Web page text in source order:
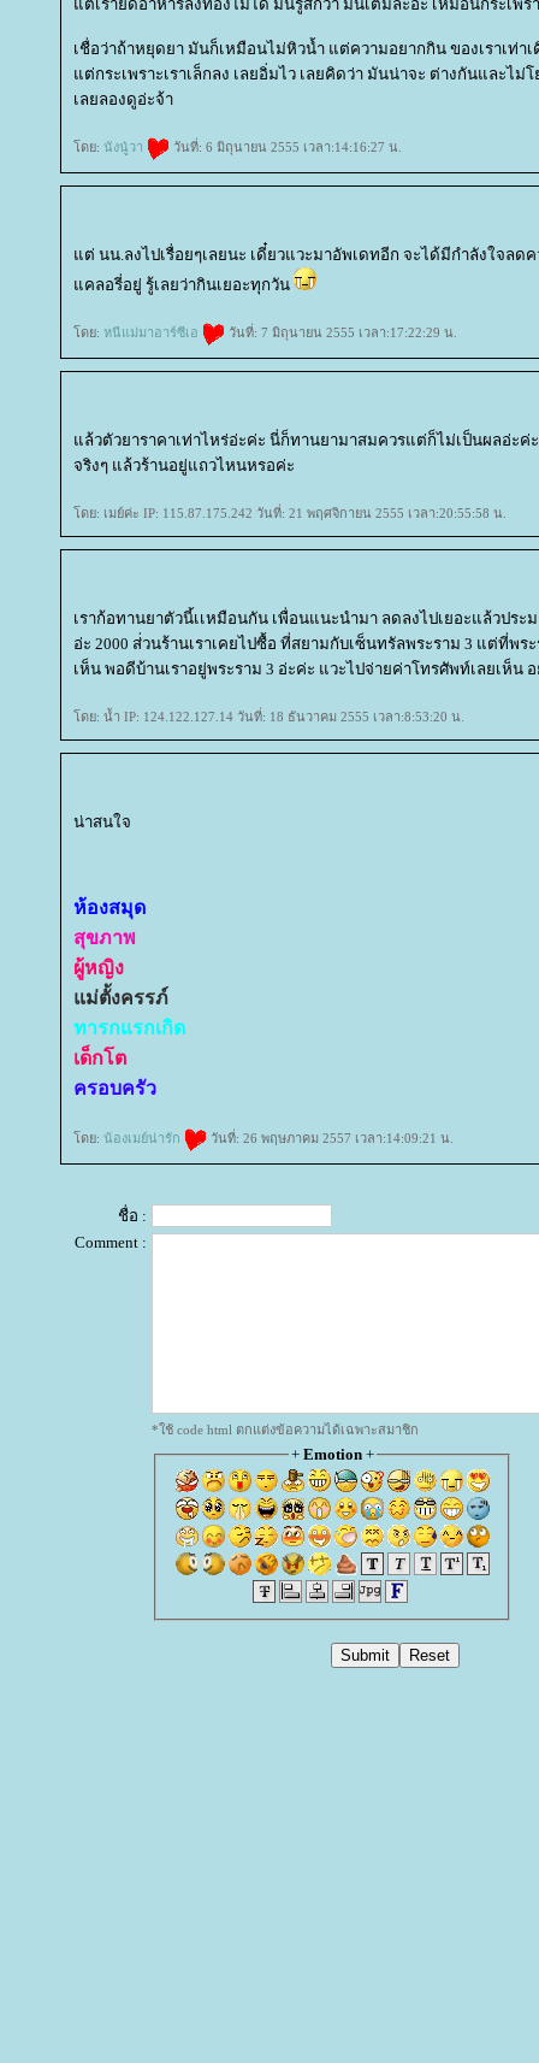
ต่เรายัดอาหารลงท้องไมได้ มันรู้สึกว่า มันเต็มละอ่ะ เหมือนกระเพรา
เชื่อว่าถ้าหยุดยา มันก็เหมือนไม่หิวน้ำ แต่ความอยากกิน ของเราเท่าเ
ต่กระเพราะเราเล็กลง เลยอิ่มไว เลยคิดว่า มันน่าจะ ต่างกันและไม่โ
เลยลองดูอ่ะจ้า
ดย: นังนู๋วา วันที่: 6 มิถุนายน 2555 เวลา:14:16:27 น.
ต่ นน.ลงไปเรื่อยๆเลยนะ เดี๋ยวแวะมาอัพเดทอีก จะได้มีกำลังใจลด
คลอรี่อยู่ รู้เลยว่ากินเยอะทุกวัน
ดย: หนีแม่มาอาร์ซีเอ วันที่: 7 มิถุนายน 2555 เวลา:17:22:29 น.
ล้วตัวยาราคาเท่าไหร่อ่ะค่ะ นี่ก็ทานยามาสมควรแต่ก็ไม่เป็นผลอ่ะค่
จริงๆ แล้วร้านอยู่แถวไหนหรอค่ะ
ดย: เมย์ค่ะ IP: 115.87.175.242 วันที่: 21 พฤศจิกายน 2555 เวลา:20:55:58 น.
เราก้อทานยาตัวนี้เเหมือนกัน เพื่อนแนะนำมา ลดลงไปเยอะแล้วประ
อ่ะ 2000 ส่่วนร้านเราเคยไปซื้อ ที่สยามกับเซ็นทรัลพระราม 3 แต่ที่พ
เห็น พอดีบ้านเราอยู่พระราม 3 อ่ะค่ะ แวะไปจ่ายค่าโทรศัพท์เลยเห็น
ดย: น้ำ IP: 124.122.127.14 วันที่: 18 ธันวาคม 2555 เวลา:8:53:20 น.
น่าสนใจ
ห้องสมุด
สุขภาพ
ผู้หญิง
ม่ตั้งครรภ์
ทารกแรกเกิด
เด็กโต
ครอบครัว
ดย: น้องเมย์น่ารัก วันที่: 26 พฤษภาคม 2557 เวลา:14:09:21 น.
ชื่อ :
Comment :
*ใช้ code html ตกแต่งข้อความได้เฉพาะสมาชิก
+ Emotion+